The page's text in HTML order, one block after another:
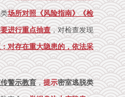
场所对照《风险指南》《检
进行重点抽查，对检查发现
对存在重大隐患的，依法采
警示教育，提示密室逃脱类